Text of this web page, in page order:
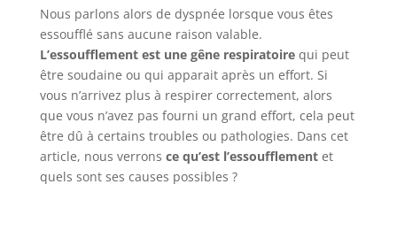
Nous parlons alors de dyspnée lorsque vous êtes
essoufflé sans aucune raison valable.
L’essoufflement est une gêne respiratoirequi peut
être soudaine ou qui apparait après un effort. Si
vous n’arrivez plus à respirer correctement, alors
que vous n’avez pas fourni un grand effort, cela peut
être dû à certains troubles ou pathologies. Dans cet
article, nous verrons ce qu’est l’essoufflementet
quels sont ses causes possibles ?